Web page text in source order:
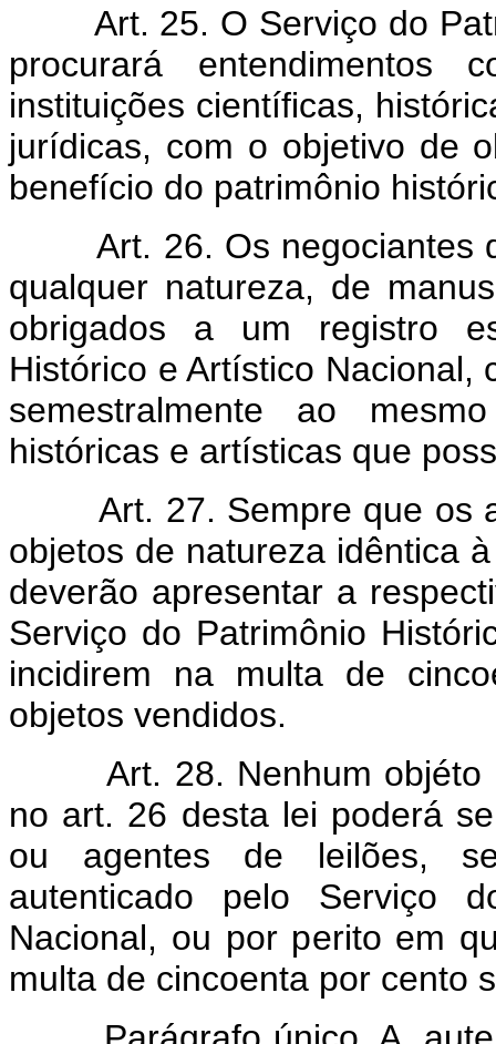
Art. 25. O Serviço do
procurará entendimentos
instituições científicas,
jurídicas, com o objetivo de
benefício do patrimônio
Art. 26. Os negociantes
qualquer natureza, de
obrigados a um registro
Histórico e Artístico Nacional,
semestralmente ao
históricas e artísticas que
Art. 27. Sempre que os
objetos de natureza idêntica
deverão apresentar a
Serviço do Patrimônio
incidirem na multa de
objetos vendidos.
Art. 28. Nenhum
no art. 26 desta lei poderá
ou agentes de leilões,
autenticado pelo Serviço
Nacional, ou por perito em
multa de cincoenta por cento